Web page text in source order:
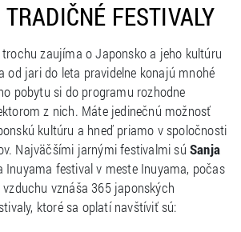
FESTIVALY
zaujíma o Japonsko a jeho kultúru
od jari do leta pravidelne konajú mnohé
pobytu si do programu rozhodne
z nich. Máte jedinečnú možnosť
kultúru a hneď priamo v spoločnosti
Najväčšími jarnými festivalmi súSanja
Inuyama festival v meste Inuyama, počas
vznáša 365 japonských
ktoré sa oplatí navštíviť sú: